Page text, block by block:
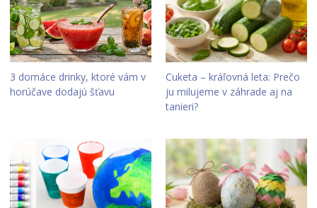
3 domáce drinky, ktoré vám v
horúčave dodajú šťavu
Cuketa – kráľovná leta: Prečo
ju milujeme v záhrade aj na
tanieri?